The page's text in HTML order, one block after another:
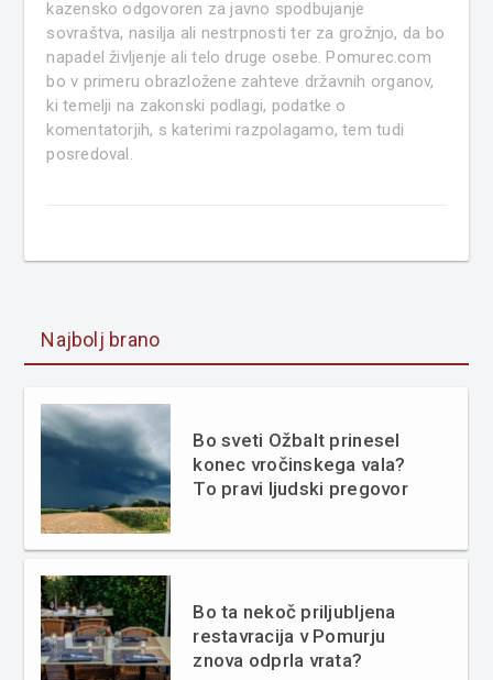
kazensko odgovoren za javno spodbujanje
sovraštva, nasilja ali nestrpnosti ter za grožnjo, da bo
napadel življenje ali telo druge osebe. Pomurec.com
bo v primeru obrazložene zahteve državnih organov,
ki temelji na zakonski podlagi, podatke o
komentatorjih, s katerimi razpolagamo, tem tudi
posredoval.
Najbolj brano
Bo sveti Ožbalt prinesel
konec vročinskega vala?
To pravi ljudski pregovor
Bo ta nekoč priljubljena
restavracija v Pomurju
znova odprla vrata?